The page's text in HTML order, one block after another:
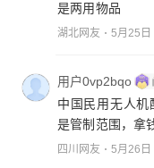
是两用物品
湖北网友 5月25日
用户0vp2bqo
中国民用无人
是管制范围，拿
四川网友 5月26日